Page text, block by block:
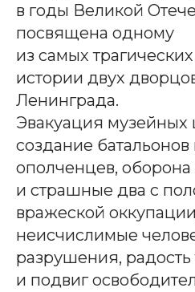
в годы Великой
посвящена одному
из самых
истории двух
Ленинграда.
Эвакуация музейных
создание
ополченцев, оборона
и страшные два с
вражеской
неисчислимые
разрушения,
и подвиг